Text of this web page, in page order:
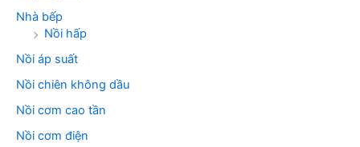
Nhà bếp
Nồi hấp
Nồi áp suất
Nồi chiên không dầu
Nồi cơm cao tần
Nồi cơm điện